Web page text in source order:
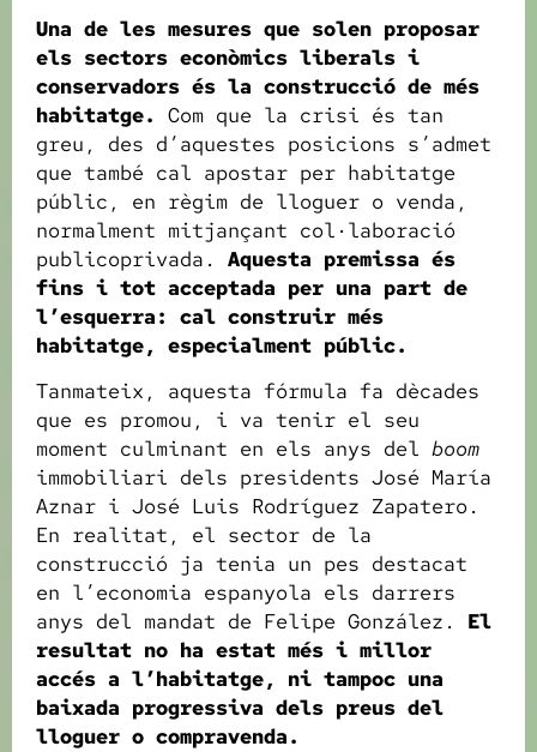
Una de les mesures que solen proposar
els sectors econòmics liberals i
conservadors és la construcció de més
habitatge. Com que la crisi és tan
greu, des d’aquestes posicions s’admet
que també cal apostar per habitatge
públic, en règim de lloguer o venda,
normalment mitjançant col·laboració
publicoprivada.
Aquesta premissa és
fins i tot acceptada per una part de
l’esquerra: cal construir més
habitatge, especialment públic.
Tanmateix, aquesta fórmula fa dècades
que es promou, i va tenir el seu
moment culminant en els anys del boom
immobiliari dels presidents José María
Aznar i José Luis Rodríguez Zapatero.
En realitat, el sector de la
construcció ja tenia un pes destacat
en l’economia espanyola els darrers
anys del mandat de Felipe González. El
resultat no ha estat més i millor
accés a l’habitatge, ni tampoc una
baixada progressiva dels preus del
lloguer o compravenda.